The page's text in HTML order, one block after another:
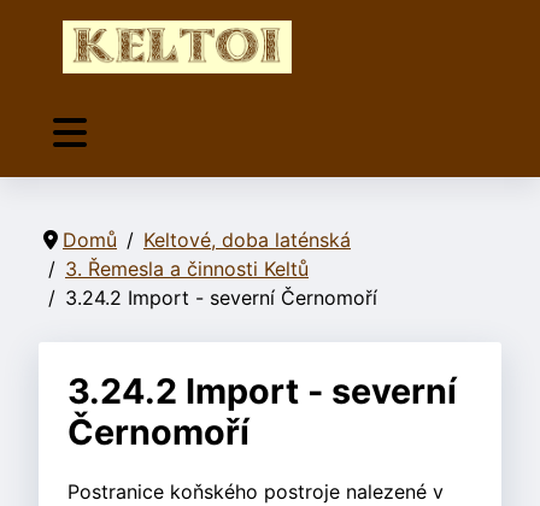
Domů
Keltové, doba laténská
3. Řemesla a činnosti Keltů
3.24.2 Import - severní Černomoří
3.24.2 Import - severní
Černomoří
Postranice koňského postroje nalezené v